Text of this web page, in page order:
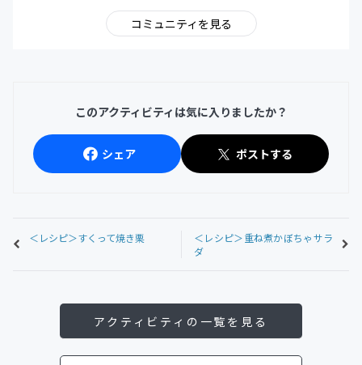
コミュニティを見る
このアクティビティは気に入りましたか？
シェア ポストする
＜レシピ＞すくって焼き栗
＜レシピ＞重ね煮かぼちゃサラ
ダ
アクティビティの一覧を見る